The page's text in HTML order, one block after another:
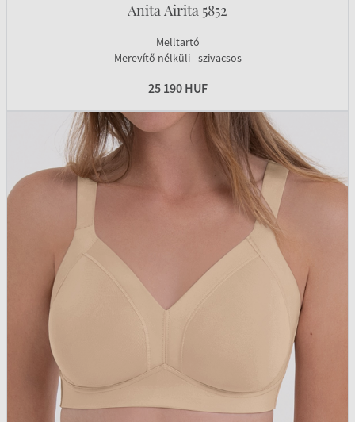
Anita Airita 5852
Melltartó
Merevítő nélküli - szivacsos
25 190 HUF